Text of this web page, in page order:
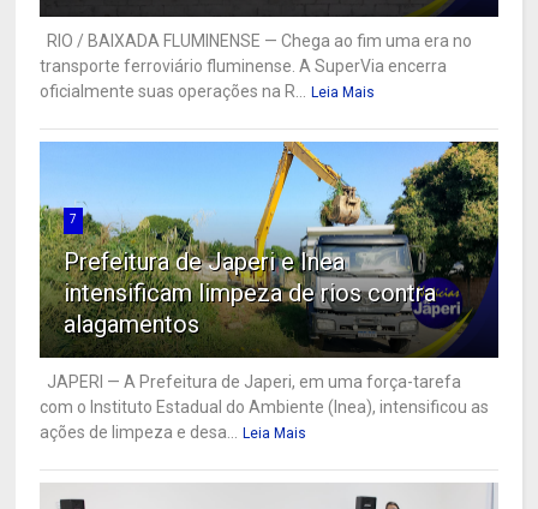
RIO / BAIXADA FLUMINENSE — Chega ao fim uma era no
transporte ferroviário fluminense. A SuperVia encerra
oficialmente suas operações na R...
Leia Mais
7
Prefeitura de Japeri e Inea
intensificam limpeza de rios contra
alagamentos
JAPERI — A Prefeitura de Japeri, em uma força-tarefa
com o Instituto Estadual do Ambiente (Inea), intensificou as
ações de limpeza e desa...
Leia Mais